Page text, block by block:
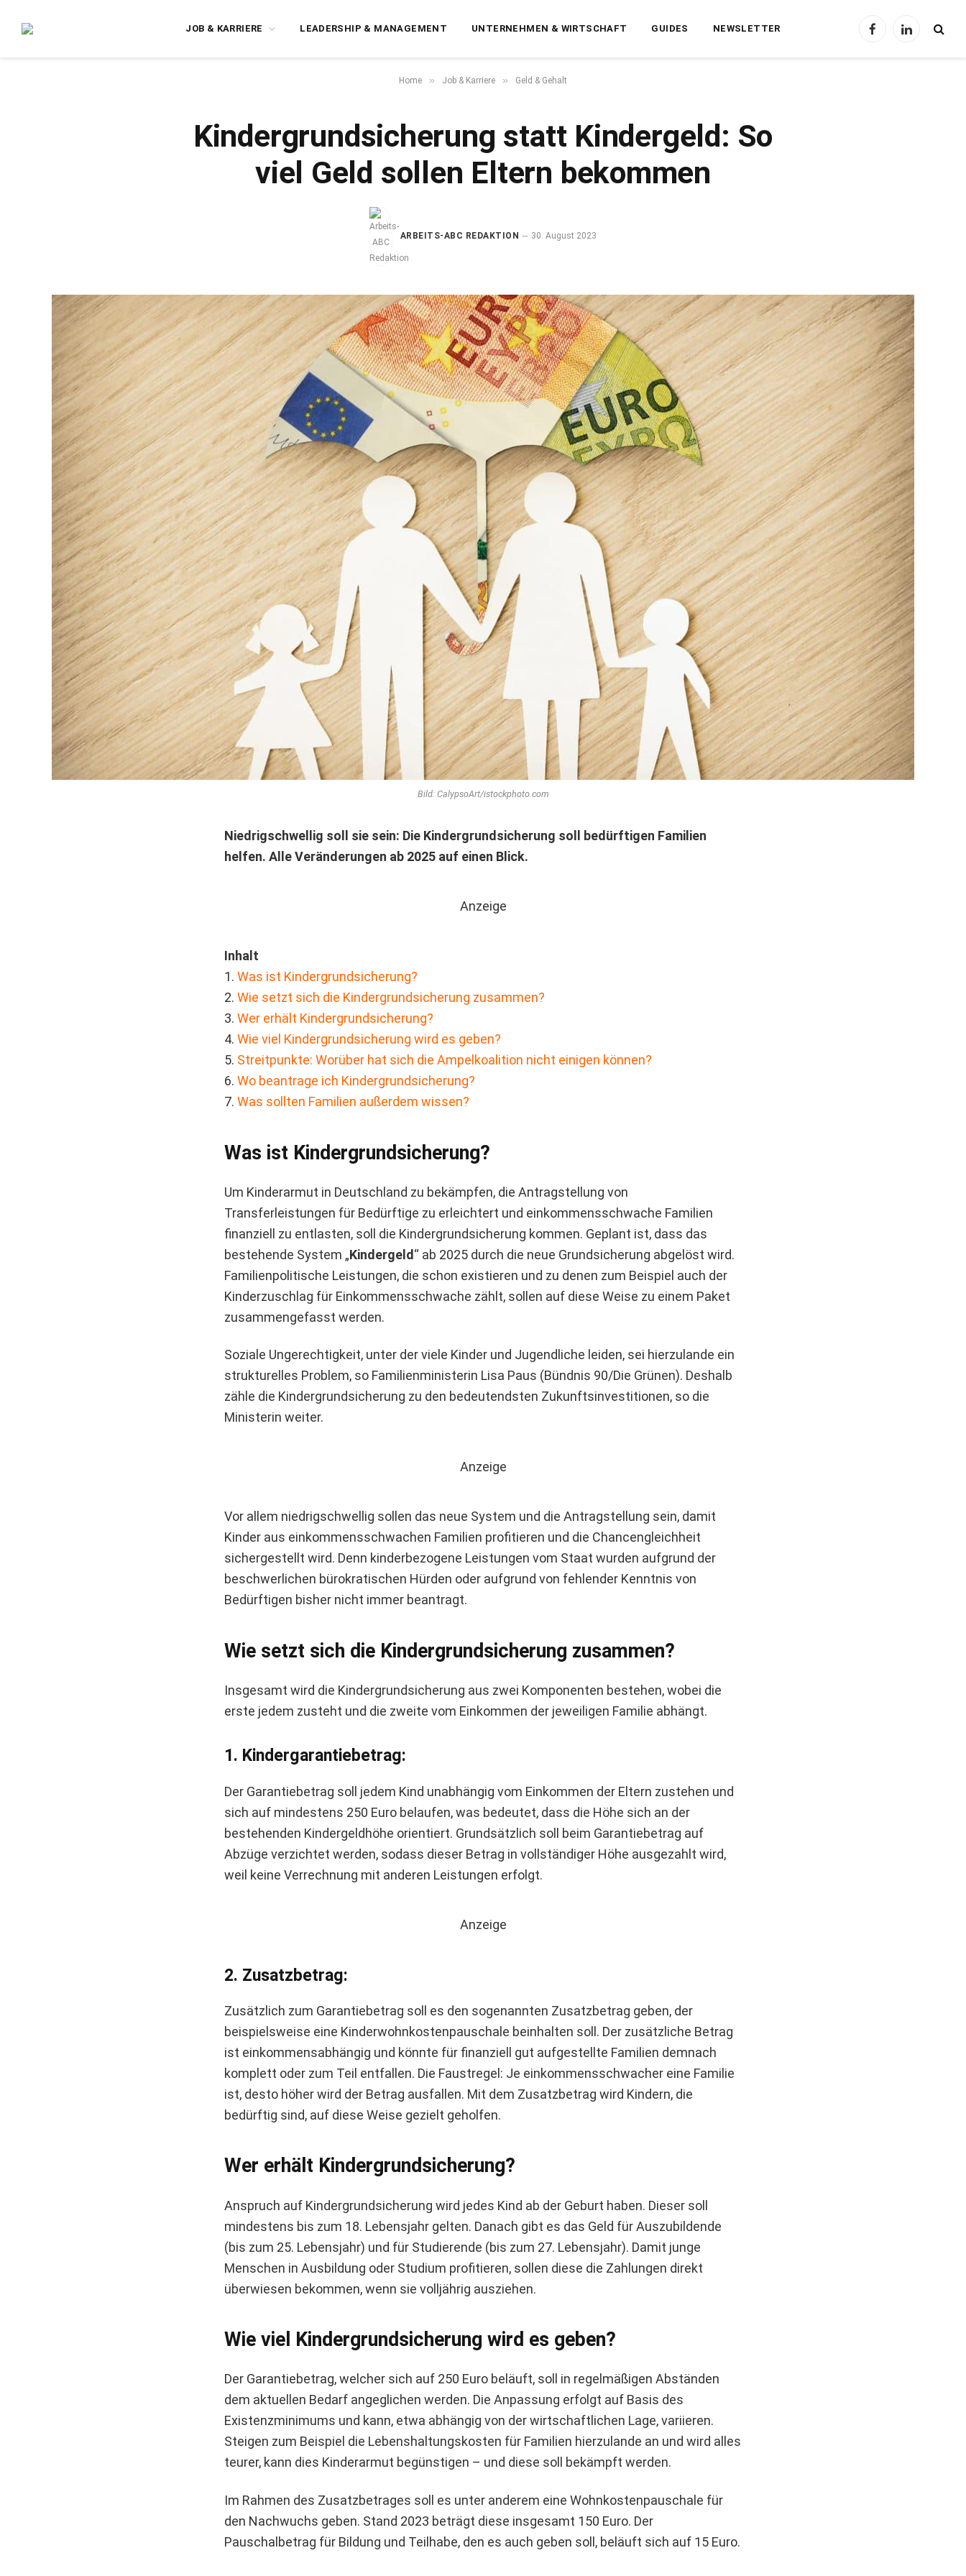
JOB & KARRIERE LEADERSHIP & MANAGEMENT UNTERNEHMEN & WIRTSCHAFT GUIDES NEWSLETTER
FacebookLinkedIn
Home » Job & Karriere » Geld & Gehalt
Kindergrundsicherung statt Kindergeld: So
viel Geld sollen Eltern bekommen
ARBEITS-ABC REDAKTION 30. August 2023
Bild: CalypsoArt/istockphoto.com
Niedrigschwellig soll sie sein: Die Kindergrundsicherung soll bedürftigen Familien
helfen. Alle Veränderungen ab 2025 auf einen Blick.
Anzeige
Inhalt
1. Was ist Kindergrundsicherung?
2. Wie setzt sich die Kindergrundsicherung zusammen?
3. Wer erhält Kindergrundsicherung?
4. Wie viel Kindergrundsicherung wird es geben?
5. Streitpunkte: Worüber hat sich die Ampelkoalition nicht einigen können?
6. Wo beantrage ich Kindergrundsicherung?
7. Was sollten Familien außerdem wissen?
Was ist Kindergrundsicherung?
Um Kinderarmut in Deutschland zu bekämpfen, die Antragstellung von
Transferleistungen für Bedürftige zu erleichtert und einkommensschwache Familien
finanziell zu entlasten, soll die Kindergrundsicherung kommen. Geplant ist, dass das
bestehende System „Kindergeld “ ab 2025 durch die neue Grundsicherung abgelöst wird.
Familienpolitische Leistungen, die schon existieren und zu denen zum Beispiel auch der
Kinderzuschlag für Einkommensschwache zählt, sollen auf diese Weise zu einem Paket
zusammengefasst werden.
Soziale Ungerechtigkeit, unter der viele Kinder und Jugendliche leiden, sei hierzulande ein
strukturelles Problem, so Familienministerin Lisa Paus (Bündnis 90/Die Grünen). Deshalb
zähle die Kindergrundsicherung zu den bedeutendsten Zukunftsinvestitionen, so die
Ministerin weiter.
Anzeige
Vor allem niedrigschwellig sollen das neue System und die Antragstellung sein, damit
Kinder aus einkommensschwachen Familien profitieren und die Chancengleichheit
sichergestellt wird. Denn kinderbezogene Leistungen vom Staat wurden aufgrund der
beschwerlichen bürokratischen Hürden oder aufgrund von fehlender Kenntnis von
Bedürftigen bisher nicht immer beantragt.
Wie setzt sich die Kindergrundsicherung zusammen?
Insgesamt wird die Kindergrundsicherung aus zwei Komponenten bestehen, wobei die
erste jedem zusteht und die zweite vom Einkommen der jeweiligen Familie abhängt.
1. Kindergarantiebetrag:
Der Garantiebetrag soll jedem Kind unabhängig vom Einkommen der Eltern zustehen und
sich auf mindestens 250 Euro belaufen, was bedeutet, dass die Höhe sich an der
bestehenden Kindergeldhöhe orientiert. Grundsätzlich soll beim Garantiebetrag auf
Abzüge verzichtet werden, sodass dieser Betrag in vollständiger Höhe ausgezahlt wird,
weil keine Verrechnung mit anderen Leistungen erfolgt.
Anzeige
2. Zusatzbetrag:
Zusätzlich zum Garantiebetrag soll es den sogenannten Zusatzbetrag geben, der
beispielsweise eine Kinderwohnkostenpauschale beinhalten soll. Der zusätzliche Betrag
ist einkommensabhängig und könnte für finanziell gut aufgestellte Familien demnach
komplett oder zum Teil entfallen. Die Faustregel: Je einkommensschwacher eine Familie
ist, desto höher wird der Betrag ausfallen. Mit dem Zusatzbetrag wird Kindern, die
bedürftig sind, auf diese Weise gezielt geholfen.
Wer erhält Kindergrundsicherung?
Anspruch auf Kindergrundsicherung wird jedes Kind ab der Geburt haben. Dieser soll
mindestens bis zum 18. Lebensjahr gelten. Danach gibt es das Geld für Auszubildende
(bis zum 25. Lebensjahr) und für Studierende (bis zum 27. Lebensjahr). Damit junge
Menschen in Ausbildung oder Studium profitieren, sollen diese die Zahlungen direkt
überwiesen bekommen, wenn sie volljährig ausziehen.
Wie viel Kindergrundsicherung wird es geben?
Der Garantiebetrag, welcher sich auf 250 Euro beläuft, soll in regelmäßigen Abständen
dem aktuellen Bedarf angeglichen werden. Die Anpassung erfolgt auf Basis des
Existenzminimums und kann, etwa abhängig von der wirtschaftlichen Lage, variieren.
Steigen zum Beispiel die Lebenshaltungskosten für Familien hierzulande an und wird alles
teurer, kann dies Kinderarmut begünstigen – und diese soll bekämpft werden.
Im Rahmen des Zusatzbetrages soll es unter anderem eine Wohnkostenpauschale für
den Nachwuchs geben. Stand 2023 beträgt diese insgesamt 150 Euro. Der
Pauschalbetrag für Bildung und Teilhabe, den es auch geben soll, beläuft sich auf 15 Euro.